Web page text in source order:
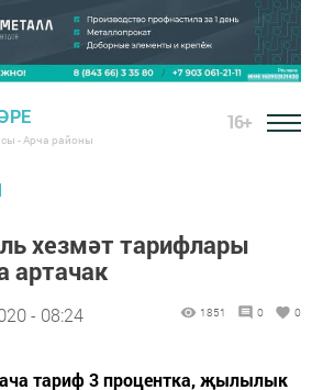
- Арча районы
16+
хезмәт тарифлары
артачак
- 08:24 1851 0 0
тариф 3 процентка, җылылык